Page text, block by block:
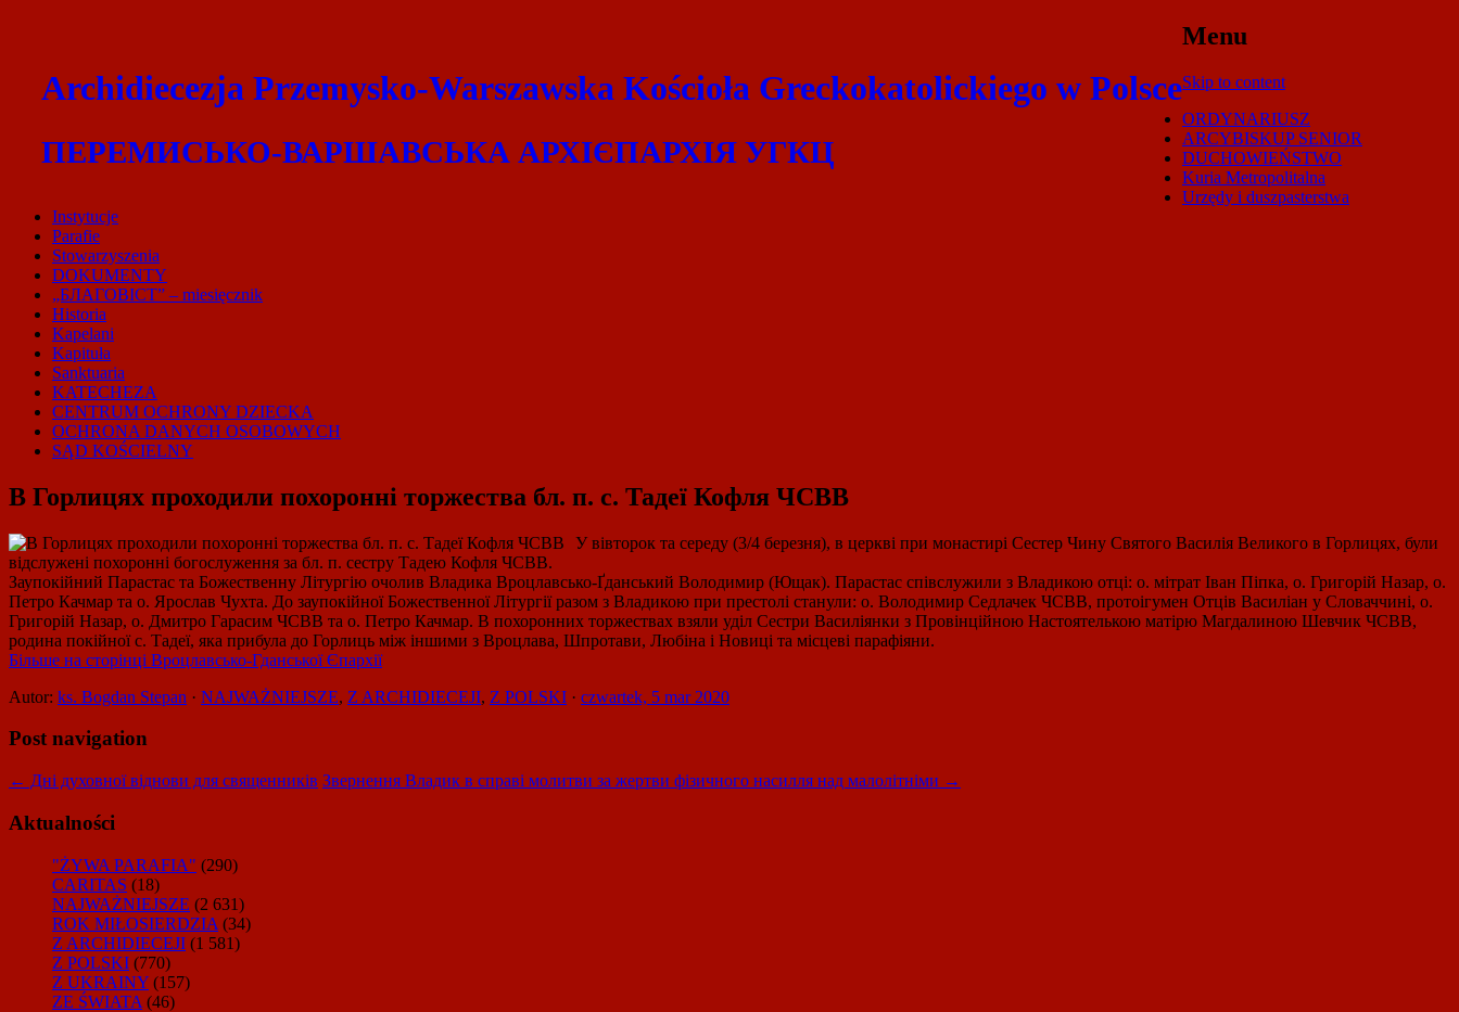
Archidiecezja Przemysko-Warszawska Kościoła Greckokatolickiego w Polsce
ПЕРЕМИСЬКО-ВАРШАВСЬКА АРХІЄПАРХІЯ УГКЦ
Menu
Skip to content
ORDYNARIUSZ
ARCYBISKUP SENIOR
DUCHOWIEŃSTWO
Kuria Metropolitalna
Urzędy i duszpasterstwa
Instytucje
Parafie
Stowarzyszenia
DOKUMENTY
„БЛАГОВІСТ” – miesięcznik
Historia
Kapelani
Kapituła
Sanktuaria
KATECHEZA
CENTRUM OCHRONY DZIECKA
OCHRONA DANYCH OSOBOWYCH
SĄD KOŚCIELNY
В Горлицях проходили похоронні торжества бл. п. с. Тадеї Кофля ЧСВВ
У вівторок та середу (3/4 березня), в церкві при монастирі Сестер Чину Святого Василія Великого в Горлицях, були
відслужені похоронні богослуження за бл. п. сестру Тадею Кофля ЧСВВ.
Заупокійний Парастас та Божественну Літургію очолив Владика Вроцлавсько-Ґданський Володимир (Ющак). Парастас співслужили з Владикою отці: о. мітрат Іван Піпка, о. Григорій Назар, о.
Петро Качмар та о. Ярослав Чухта. До заупокійної Божественної Літургії разом з Владикою при престолі станули: о. Володимир Седлачек ЧСВВ, протоігумен Отців Василіан у Словаччині, о.
Григорій Назар, о. Дмитро Гарасим ЧСВВ та о. Петро Качмар. В похоронних торжествах взяли уділ Сестри Василіянки з Провінційною Настоятелькою матірю Магдалиною Шевчик ЧСВВ,
родина покійної с. Тадеї, яка прибула до Горлиць між іншими з Вроцлава, Шпротави, Любіна і Новиці та місцеві парафіяни.
Більше на сторінці Вроцлавсько-Гданської Єпархії
Autor: ks. Bogdan Stepan · NAJWAŻNIEJSZE, Z ARCHIDIECEJI, Z POLSKI · czwartek, 5 mar 2020
Post navigation
← Дні духовної віднови для священників Звернення Владик в справі молитви за жертви фізичного насилля над малолітніми →
Aktualności
"ŻYWA PARAFIA" (290)
CARITAS (18)
NAJWAŻNIEJSZE (2 631)
ROK MIŁOSIERDZIA (34)
Z ARCHIDIECEJI (1 581)
Z POLSKI (770)
Z UKRAINY (157)
ZE ŚWIATA (46)